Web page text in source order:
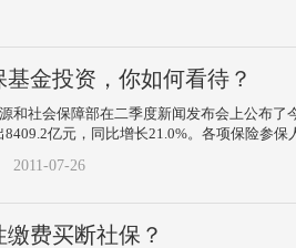
基金投资，你如何看待？
保障部在二季度新闻发布会上公布了今
亿元，同比增长21.0%。各项保险参
2011-07-26
费买断社保？